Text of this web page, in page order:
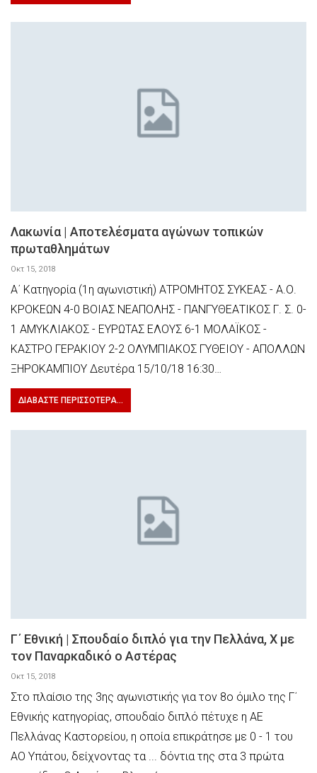
Λακωνία | Αποτελέσματα αγώνων τοπικών
πρωταθλημάτων
Οκτ 15, 2018
Α΄ Κατηγορία (1η αγωνιστική) ΑΤΡΟΜΗΤΟΣ ΣΥΚΕΑΣ - Α.Ο.
ΚΡΟΚΕΩΝ 4-0 ΒΟΙΑΣ ΝΕΑΠΟΛΗΣ - ΠΑΝΓΥΘΕΑΤΙΚΟΣ Γ. Σ. 0-
1 ΑΜΥΚΛΙΑΚΟΣ - ΕΥΡΩΤΑΣ ΕΛΟΥΣ 6-1 ΜΟΛΑΪΚΟΣ -
ΚΑΣΤΡΟ ΓΕΡΑΚΙΟΥ 2-2 ΟΛΥΜΠΙΑΚΟΣ ΓΥΘΕΙΟΥ - ΑΠΟΛΛΩΝ
ΞΗΡΟΚΑΜΠΙΟΥ Δευτέρα 15/10/18 16:30…
ΔΙΑΒΆΣΤΕ ΠΕΡΙΣΣΌΤΕΡΑ...
Γ΄ Εθνική | Σπουδαίο διπλό για την Πελλάνα, Χ με
τον Παναρκαδικό ο Αστέρας
Οκτ 15, 2018
Στο πλαίσιο της 3ης αγωνιστικής για τον 8ο όμιλο της Γ΄
Εθνικής κατηγορίας, σπουδαίο διπλό πέτυχε η ΑΕ
Πελλάνας Καστορείου, η οποία επικράτησε με 0 - 1 του
ΑΟ Υπάτου, δείχνοντας τα ... δόντια της στα 3 πρώτα